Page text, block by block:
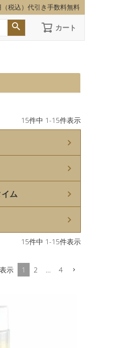
税込）代引き手数料無料
カート
15件中 1-15件表示
ム
15件中 1-15件表示
示 1 2 … 4